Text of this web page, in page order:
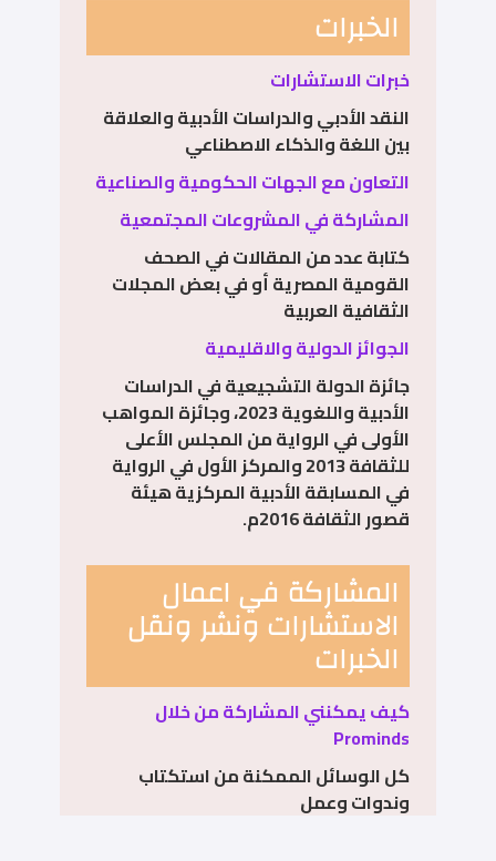
الخبرات
خبرات الاستشارات
النقد الأدبي والدراسات الأدبية والعلاقة
بين اللغة والذكاء الاصطناعي
التعاون مع الجهات الحكومية والصناعية
المشاركة في المشروعات المجتمعية
كتابة عدد من المقالات في الصحف
القومية المصرية أو في بعض المجلات
الثقافية العربية
الجوائز الدولية والاقليمية
جائزة الدولة التشجيعية في الدراسات
الأدبية واللغوية 2023، وجائزة المواهب
الأولى في الرواية من المجلس الأعلى
للثقافة 2013 والمركز الأول في الرواية
في المسابقة الأدبية المركزية هيئة
قصور الثقافة 2016م.
المشاركة في اعمال
الاستشارات ونشر ونقل
الخبرات
كيف يمكنني المشاركة من خلال
Prominds
كل الوسائل الممكنة من استكتاب
وندوات وعمل